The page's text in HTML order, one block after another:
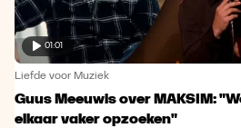
01:01
Liefde voor Muziek
Guus Meeuwis over MAKSIM:
elkaar vaker opzoeken"